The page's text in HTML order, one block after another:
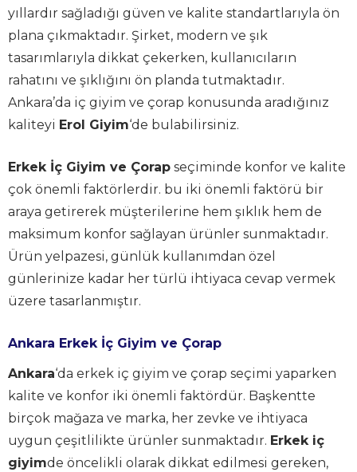
yıllardır sağladığı güven ve kalite standartlarıyla ön
plana çıkmaktadır. Şirket, modern ve şık
tasarımlarıyla dikkat çekerken, kullanıcıların
rahatını ve şıklığını ön planda tutmaktadır.
Ankara’da iç giyim ve çorap konusunda aradığınız
kaliteyi Erol Giyim‘de bulabilirsiniz.
Erkek İç Giyim ve Çorap seçiminde konfor ve kalite
çok önemli faktörlerdir. bu iki önemli faktörü bir
araya getirerek müşterilerine hem şıklık hem de
maksimum konfor sağlayan ürünler sunmaktadır.
Ürün yelpazesi, günlük kullanımdan özel
günlerinize kadar her türlü ihtiyaca cevap vermek
üzere tasarlanmıştır.
Ankara Erkek İç Giyim ve Çorap
Ankara‘da erkek iç giyim ve çorap seçimi yaparken
kalite ve konfor iki önemli faktördür. Başkentte
birçok mağaza ve marka, her zevke ve ihtiyaca
uygun çeşitlilikte ürünler sunmaktadır. Erkek iç
giyimde öncelikli olarak dikkat edilmesi gereken,